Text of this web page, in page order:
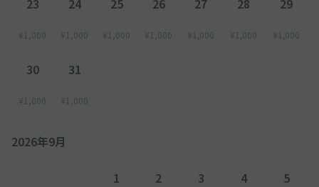
23
¥1,000
24
¥1,000
25
¥1,000
26
¥1,000
27
¥1,000
28
¥1,000
29
¥1,000
30
¥1,000
31
¥1,000
2026年9月
1 2 3 4 5